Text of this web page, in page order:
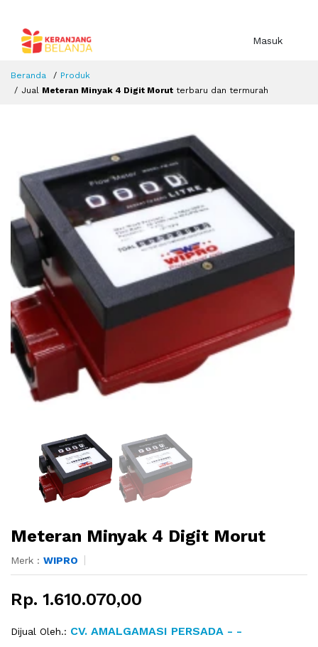
Masuk
Beranda
Produk
Jual Meteran Minyak 4 Digit Morut terbaru dan termurah
Meteran Minyak 4 Digit Morut
Merk : WIPRO
Rp. 1.610.070,00
Dijual Oleh.: CV. AMALGAMASI PERSADA - -